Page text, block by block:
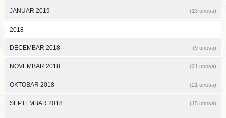
JANUAR 2019 (13 unosa)
2018
DECEMBAR 2018 (9 unosa)
NOVEMBAR 2018 (21 unosa)
OKTOBAR 2018 (21 unosa)
SEPTEMBAR 2018 (15 unosa)